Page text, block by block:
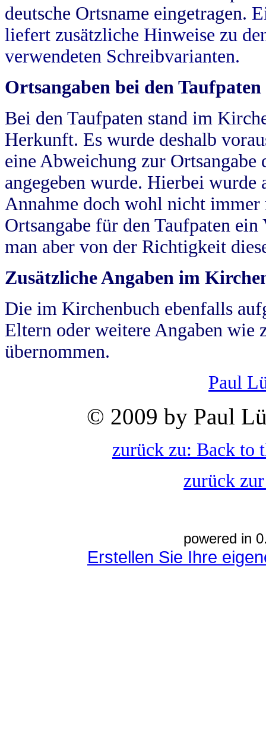
deutsche Ortsname eingetragen.
liefert zusätzliche Hinweise zu
verwendeten Schreibvarianten.
Ortsangaben bei den Taufpaten
Bei den Taufpaten stand im
Herkunft. Es wurde deshalb
eine Abweichung zur
angegeben wurde. Hierbei wurde
Annahme doch wohl nicht
Ortsangabe für den Taufpaten
man aber von der Richtigkeit
Zusätzliche Angaben im
Die im Kirchenbuch ebenfalls
Eltern oder weitere Angaben wie
übernommen.
Paul
© 2009 by Paul
zurück zu: Back to
zurück
powered in
Erstellen Sie Ihre